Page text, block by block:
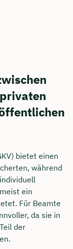
bietet einen
während
ein
Für Beamte
da sie in
der